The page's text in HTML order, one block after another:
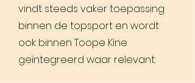
vindt steeds vaker toepassing
binnen de topsport en wordt
ook binnen Toope Kine
geïntegreerd waar relevant.